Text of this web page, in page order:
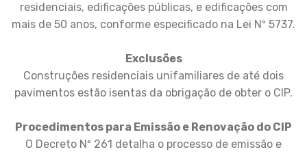
residenciais, edificações públicas, e edificações com
mais de 50 anos, conforme especificado na Lei Nº 5737.
Exclusões
Construções residenciais unifamiliares de até dois
pavimentos estão isentas da obrigação de obter o CIP.
Procedimentos para Emissão e Renovação do CIP
O Decreto Nº 261 detalha o processo de emissão e